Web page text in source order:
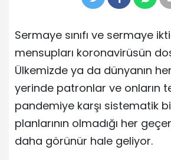
Sermaye sınıfı ve sermaye
mensupları koronavirüsün
Ülkemizde ya da dünyanın
yerinde patronlar ve onların
pandemiye karşı sistematik
planlarının olmadığı her
daha görünür hale geliyor.